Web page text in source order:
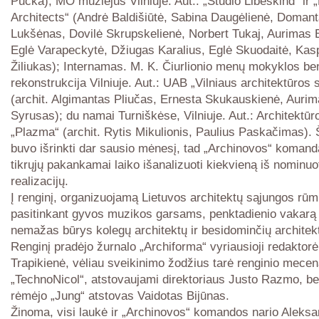
Architects“ (Andrė Baldišiūtė, Sabina Daugėlienė,
Lukšėnas, Dovilė Skrupskelienė, Norbert Tukaj, Aurimas
Eglė Varapeckytė, Džiugas Karalius, Eglė Skuodaitė,
Žiliukas); Internamas. M. K. Čiurlionio menų mokyklos
rekonstrukcija Vilniuje. Aut.: UAB „Vilniaus architektūros
(archit. Algimantas Pliučas, Ernesta Skukauskienė,
Syrusas); du namai Turniškėse, Vilniuje. Aut.:
„Plazma“ (archit. Rytis Mikulionis, Paulius Paskačimas).
buvo išrinkti dar sausio mėnesį, tad „Archinovos“
tikrųjų pakankamai laiko išanalizuoti kiekvieną iš
realizacijų.
Į renginį, organizuojamą Lietuvos architektų sąjungos
pasitinkant gyvos muzikos garsams, penktadienio
nemažas būrys kolegų architektų ir besidominčių
Renginį pradėjo žurnalo „Archiforma“ vyriausioji
Trapikienė, vėliau sveikinimo žodžius tarė renginio
„TechnoNicol“, atstovaujami direktoriaus Justo Razmo,
rėmėjo „Jung“ atstovas Vaidotas Bijūnas.
Žinoma, visi laukė ir „Archinovos“ komandos nario